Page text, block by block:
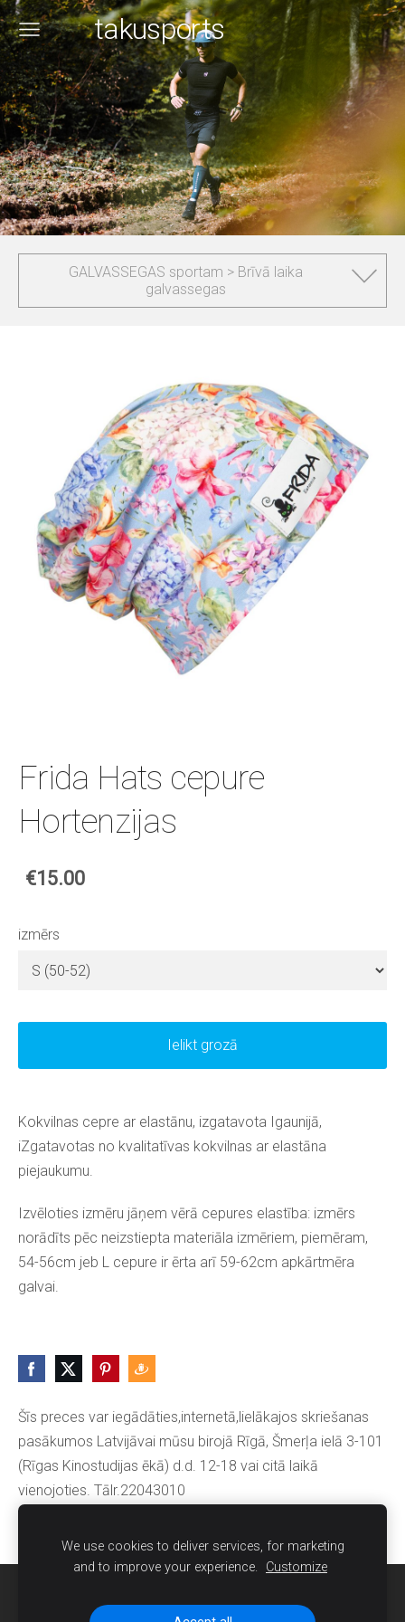
takusports
GALVASSEGAS sportam > Brīvā laika
galvassegas
Šīs preces var iegādāties,internetā,lielākajos skriešanas
pasākumos Latvijāvai mūsu birojā Rīgā, Šmerļa ielā 3-101
(Rīgas Kinostudijas ēkā) d.d. 12-18 vai citā laikā
vienojoties. Tālr.22043010
Frida Hats cepure
Hortenzijas
€15.00
izmērs
Ielikt grozā
Kokvilnas cepre ar elastānu, izgatavota Igaunijā,
iZgatavotas no kvalitatīvas kokvilnas ar elastāna
piejaukumu.
Izvēloties izmēru jāņem vērā cepures elastība: izmērs
norādīts pēc neizstiepta materiāla izmēriem, piemēram,
54-56cm jeb L cepure ir ērta arī 59-62cm apkārtmēra
galvai.
We use cookies to deliver services, for marketing
and to improve your experience.
Customize